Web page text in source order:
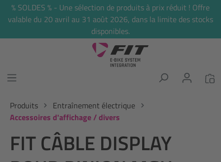
principal
% SOLDES % - Une sélection de produits à prix réduit ! Offre
valable du 20 avril au 31 août 2026, dans la limite des stocks
disponibles.
Produits
Entraînement électrique
Accessoires d'affichage / divers
FIT CÂBLE DISPLAY